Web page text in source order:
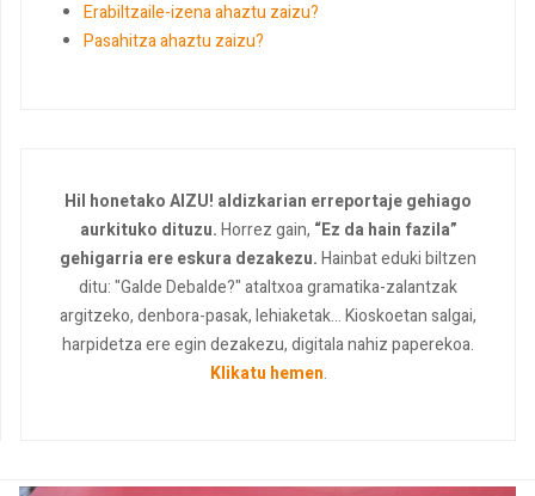
Erabiltzaile-izena ahaztu zaizu?
Pasahitza ahaztu zaizu?
Hil honetako AIZU! aldizkarian erreportaje gehiago
aurkituko dituzu.Horrez gain, “Ez da hain fazila”
gehigarria ere eskura dezakezu.Hainbat eduki biltzen
ditu: "Galde Debalde?" ataltxoa gramatika-zalantzak
argitzeko, denbora-pasak, lehiaketak... Kioskoetan salgai,
harpidetza ere egin dezakezu, digitala nahiz paperekoa.
Klikatu hemen.